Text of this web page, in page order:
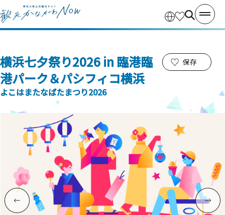
横浜七夕祭り2026 in 臨港臨
港パーク＆パシフィコ横浜
よこはまたなばたまつり2026
保存